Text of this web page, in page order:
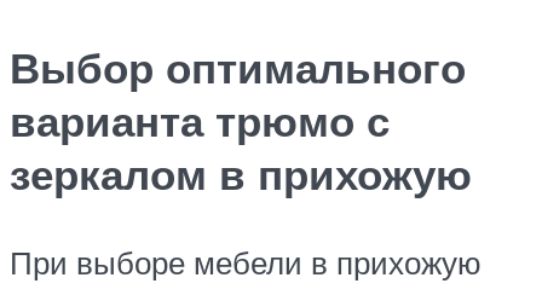
Выбор оптимального
варианта трюмо с
зеркалом в прихожую
При выборе мебели в прихожую